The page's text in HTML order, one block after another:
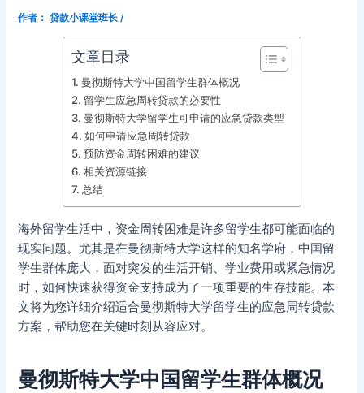
作者： 贷款小课堂班长 /
文章目录
曼彻斯特大学中国留学生群体概况
留学生应急周转贷款的必要性
曼彻斯特大学留学生可申请的应急贷款类型
如何申请应急周转贷款
预防资金周转困难的建议
相关资源链接
总结
海外留学生活中，资金周转困难是许多留学生都可能面临的
现实问题。尤其是在曼彻斯特大学这样的知名学府，中国留
学生群体庞大，面对突发的生活开销、学业费用或紧急情况
时，如何快速获得资金支持成为了一项重要的生存技能。本
文将为您详细介绍适合曼彻斯特大学留学生的应急周转贷款
方案，帮助您在关键时刻从容应对。
曼彻斯特大学中国留学生群体概况